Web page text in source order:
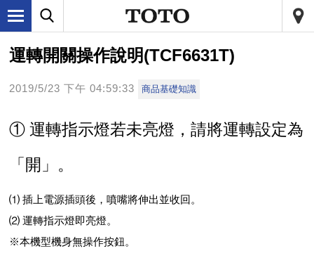
運轉開關操作說明(TCF6631T)
2019/5/23 下午 04:59:33 商品基礎知識
① 運轉指示燈若未亮燈，請將運轉設定為
「開」。
⑴ 插上電源插頭後，噴嘴將伸出並收回。
⑵ 運轉指示燈即亮燈。
※本機型機身無操作按鈕。